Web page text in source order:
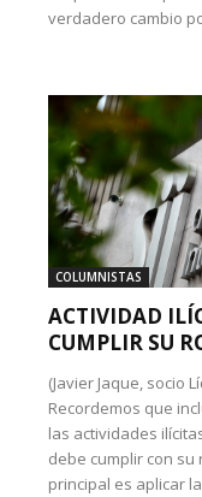
verdadero cambio
COLUMNISTAS
ACTIVIDAD
CUMPLIR SU
(Javier Jaque, socio
Recordemos que
las actividades
debe cumplir con
principal es aplicar